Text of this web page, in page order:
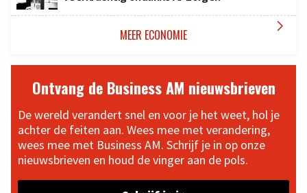
MEER ECONOMIE 
Ontvang de Business AM nieuwsbrieven
De wereld verandert snel en voor je het weet, hol je
achter de feiten aan. Wees mee met verandering,
wees mee met Business AM. Schrijf je in op onze
nieuwsbrieven en houd de vinger aan de pols.